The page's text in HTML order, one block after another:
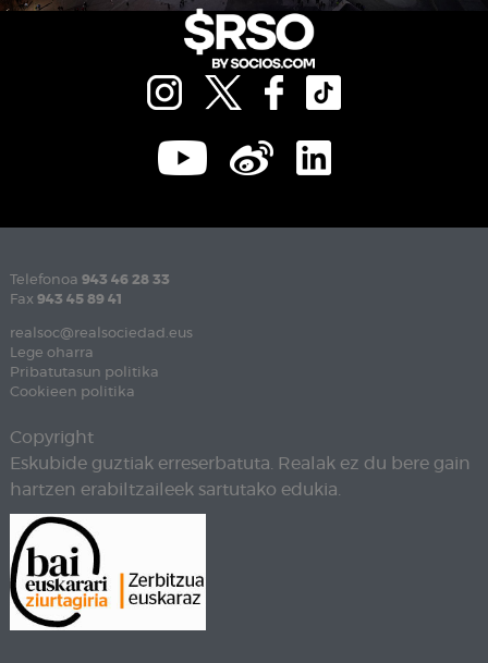
Telefonoa 943 46 28 33
Fax 943 45 89 41
realsoc@realsociedad.eus
Lege oharra
Pribatutasun politika
Cookieen politika
Copyright
Eskubide guztiak erreserbatuta. Realak ez du bere gain
hartzen erabiltzaileek sartutako edukia.